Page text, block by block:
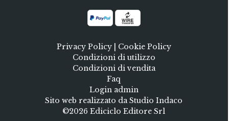
Privacy Policy| Cookie Policy
Condizioni di utilizzo
Condizioni di vendita
Faq
Login admin
Sito web realizzato da Studio Indaco
©2026 Ediciclo Editore Srl